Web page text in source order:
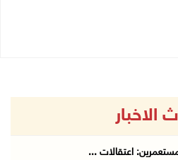
الاخبار
اعتقالات ...